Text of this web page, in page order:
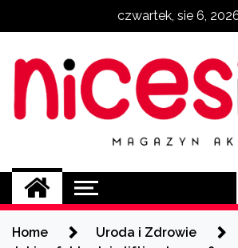
czwartek, sie 6,
magazyn aktualności
Home
Uroda i Zdrowie